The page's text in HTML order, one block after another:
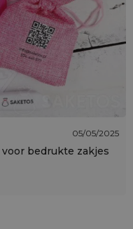
05/05/2025
bedrukte zakjes